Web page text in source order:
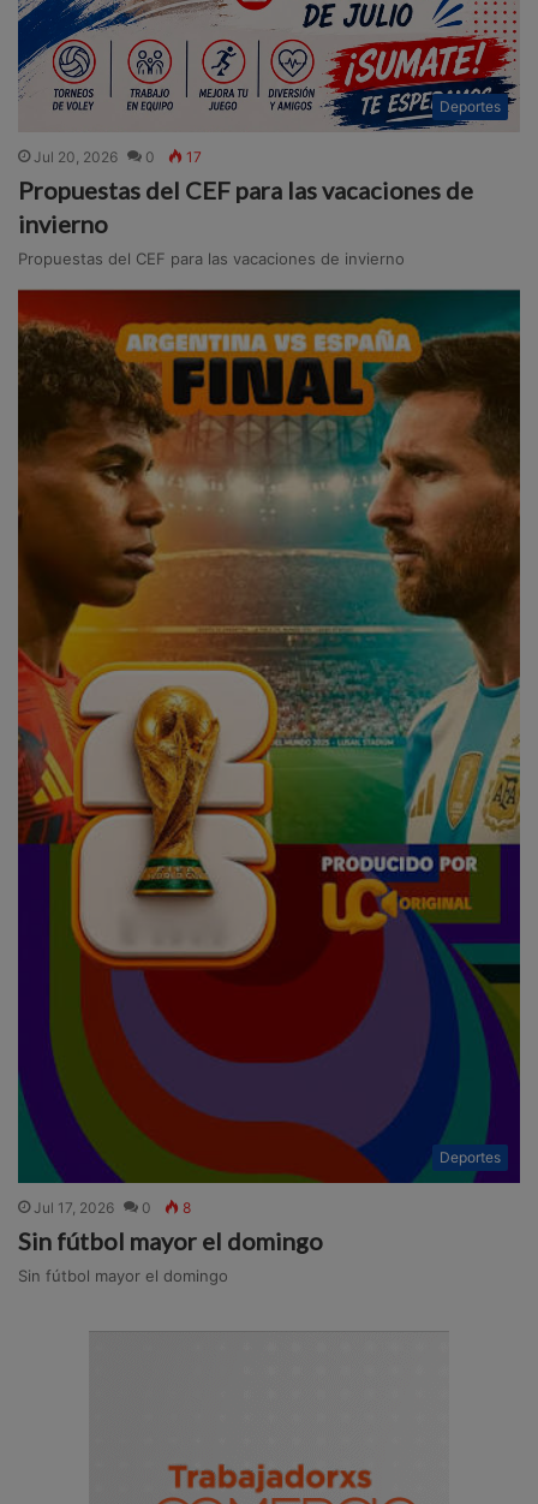
Deportes
Jul 20, 2026 0 17
Propuestas del CEF para las vacaciones de
invierno
Propuestas del CEF para las vacaciones de invierno
Deportes
Jul 17, 2026 0 8
Sin fútbol mayor el domingo
Sin fútbol mayor el domingo